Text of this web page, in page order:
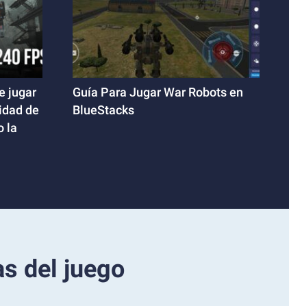
jugar
de
la
Guía Para Jugar War Robots en
BlueStacks
del juego